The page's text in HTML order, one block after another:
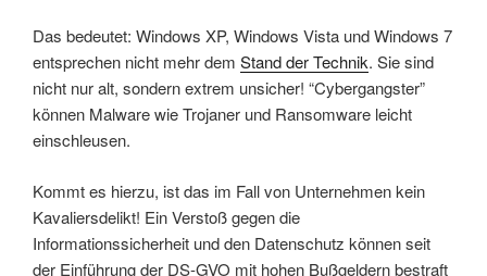
Das bedeutet: Windows XP, Windows Vista und Windows 7
entsprechen nicht mehr dem Stand der Technik. Sie sind
nicht nur alt, sondern extrem unsicher! “Cybergangster”
können Malware wie Trojaner und Ransomware leicht
einschleusen.
Kommt es hierzu, ist das im Fall von Unternehmen kein
Kavaliersdelikt! Ein Verstoß gegen die
Informationssicherheit und den Datenschutz können seit
der Einführung der DS-GVO mit hohen Bußgeldern bestraft